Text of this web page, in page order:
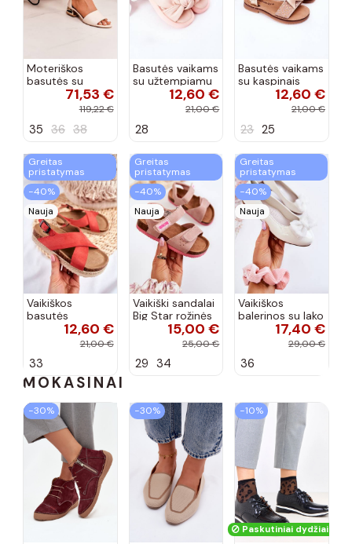
Moteriškos
basutės su
aukso spalvos
kulniukais Laura
spalvos
71,53 €
119,22 €
35 36 38
Basutės vaikams
su užtempiamu
užsegimu
rožinės spalvos
12,60 €
21,00 €
28
Basutės vaikams
su kaspinais
aukso spalvos
12,60 €
21,00 €
23 25
Greitas
pristatymas
−40%
Nauja
Vaikiškos
basutės
koralinės12,60 €
21,00 €
33
Greitas
pristatymas
−40%
Nauja
Vaikiški sandalai
Big Star rožinės
spalvos15,00 €
25,00 €
29 34
Greitas
pristatymas
−40%
Nauja
Vaikiškos
balerinos su lako
efektu ir
kaspinais baltos
17,40 €
29,00 €
36
MOKASINAI
−30% −30% −10%
Paskutiniai dydžiai!